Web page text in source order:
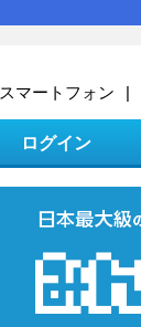
スマートフォン |
ログイン